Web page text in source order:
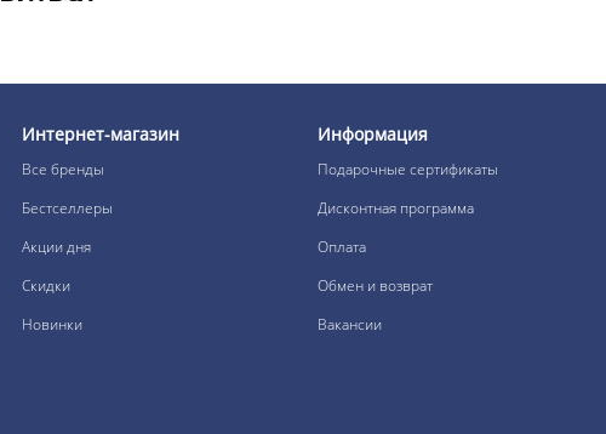
Интернет-магазин
Все бренды
Бестселлеры
Акции дня
Скидки
Новинки
Информация
Подарочные сертификаты
Дисконтная программа
Оплата
Обмен и возврат
Вакансии